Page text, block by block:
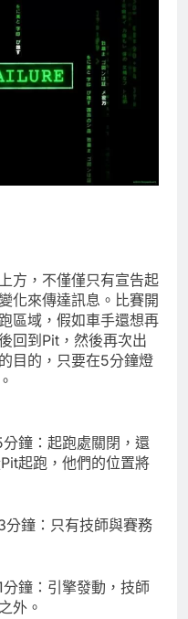
方，不僅僅只有宣告起
化來傳達訊息。比賽開
區域，假如車手還想再
回到Pit，然後再次出
目的，只要在5分鐘燈
鐘：起跑處關閉，還
起跑，他們的位置將
鐘：只有技師與賽務
鐘：引擎發動，技師
外。